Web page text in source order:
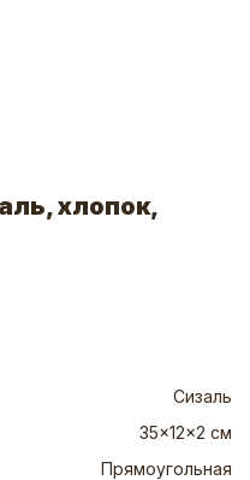
хлопок,
Сизаль
35x12x2 см
Прямоугольная